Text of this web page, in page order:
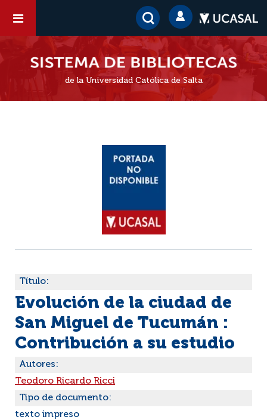
de la Universidad Católica de Salta
Título:
Evolución de la ciudad de
San Miguel de Tucumán :
Contribución a su estudio
Autores:
Teodoro Ricardo Ricci
Tipo de documento:
texto impreso